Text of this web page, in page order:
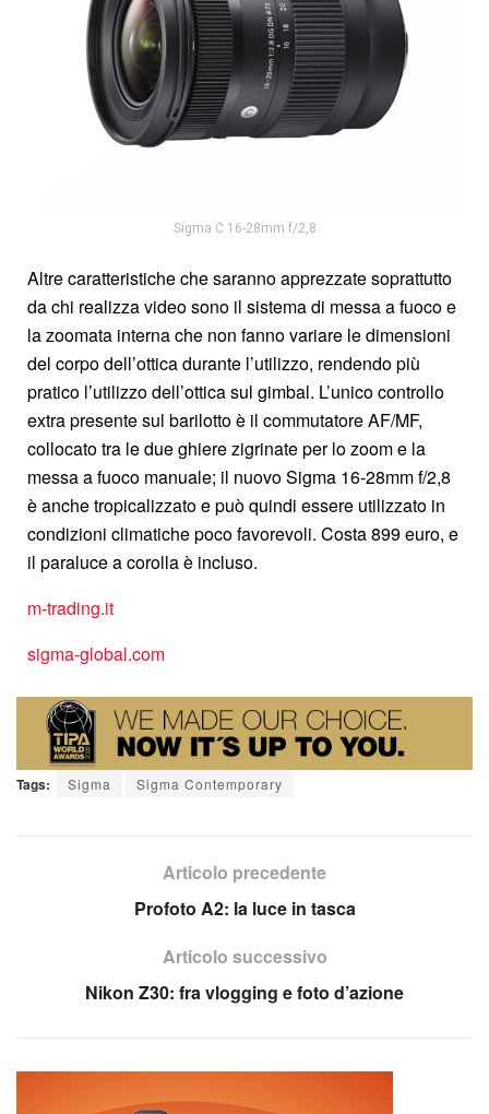
Sigma C 16-28mm f/2,8
Altre caratteristiche che saranno apprezzate soprattutto
da chi realizza video sono il sistema di messa a fuoco e
la zoomata interna che non fanno variare le dimensioni
del corpo dell’ottica durante l’utilizzo, rendendo più
pratico l’utilizzo dell’ottica sul gimbal. L’unico controllo
extra presente sul barilotto è il commutatore AF/MF,
collocato tra le due ghiere zigrinate per lo zoom e la
messa a fuoco manuale; il nuovo Sigma 16-28mm f/2,8
è anche tropicalizzato e può quindi essere utilizzato in
condizioni climatiche poco favorevoli. Costa 899 euro, e
il paraluce a corolla è incluso.
m-trading.it
sigma-global.com
Tags: Sigma Sigma Contemporary
Articolo precedente
Profoto A2: la luce in tasca
Articolo successivo
Nikon Z30: fra vlogging e foto d’azione